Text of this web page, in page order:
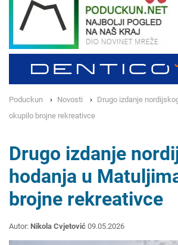
Poduckun Novosti
Drugo izdanje
okupilo brojne rekreativce
Drugo izdanje
hodanja u
brojne rekreativce
Autor: Nikola Cvjetović 09.05.2026